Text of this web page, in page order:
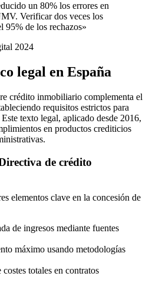
Verificar dos veces los
95% de los rechazos»
2024
legal en España
crédito inmobiliario complementa el
requisitos estrictos para
texto legal, aplicado desde 2016,
en productos crediticios
de crédito
elementos clave en la concesión de
de ingresos mediante fuentes
máximo usando metodologías
totales en contratos